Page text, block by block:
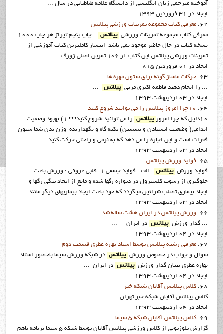
آموخته مترجمی زبان انگلیسی از دانشگاه علامه طباطبایی در سال ...
ایجاد در 31 فروردين 1393
62.
معرفي کتاب مجموعه تمرينات ورزشي پيلاتس
معرفي كتاب مجموعه تمرينات ورزشي
پيلاتس
- چاپ پنجم تيراژ هر چاپ 1000
نسخه کتاب در حال حاضر موجود نمی باشد انتشار کاملترین کتاب آموزشی از
تمرینات ورزشی پیلاتس این کتاب از 106 تمرین اصلی ژوزف ...
ایجاد در 01 فروردين 815
63.
حرکات ماساژ گونه براي ستون مهره ها
... را انجام دهند فاطمه اکبري مربي
پيلاتس
...
ایجاد در 03 ارديبهشت 1393
64.
10چرا امروز پيلاتس را مي توانيد شروع کنيد
10دليل که چرا امروز
پيلاتس
را مي توانيد شروع کنيد!!!!! 1) بهبود وضعيت
اندامي( وضعيت ايستادن و نشستن) تکيه گاه و نگهدارنده وزن بدن شما ستون
فقرات است و اين اجازه را مي دهد که به نرمي و راحتي حرکت کنيد ...
ایجاد در 03 ارديبهشت 1393
65.
فواید ورزش پيلاتس
فوايد ورزش
پيلاتس
الف- فواید جسمی 1-قلبی عروقی : ورزش باعث
جلوگیری از رسوب کلسترول در دیواره رگها شده و مانع از ایجاد تنگی رگها و
ایجاد بیماری تصلب شرائین میگردد که خود باعث ایجاد بیماریهای دیگر مانند ...
ایجاد در 03 ارديبهشت 1393
66.
ورزش پيلاتس در ایران هشت ساله شد
... گذار ورزش
پيلاتس در ايران ...
ایجاد در 04 ارديبهشت 1393
67.
معرفي رشته پيلاتس توسط استاد بهاره عطري قسمت دوم
سوال و جواب در خصوص ورزش
پيلاتس در شبکه ورزش سيما باحضور استاد
بهاره عطري بنيان گذار ورزش
پيلاتس در ايران ...
ایجاد در 04 ارديبهشت 1393
68.
کلاس پيلاتس آقايان شبکه خبر
کلاس پیلاتس آقایان شبکه خبر تهران
ایجاد در 04 ارديبهشت 1393
69.
کلاس پيلاتس آقايان شبکه 5 سيما
گزارش تلوزيوني از کلاس ورزشي پیلاتس آقایان توسط شبكه 5 سيما برنامه باهم